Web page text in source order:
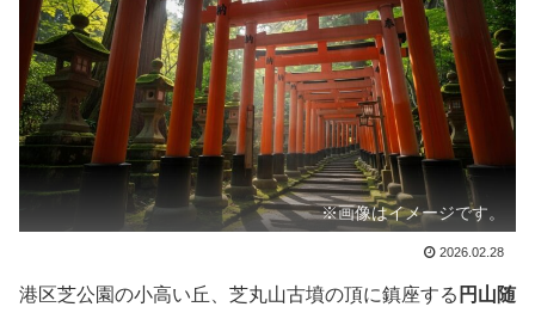
※画像はイメージです。
2026.02.28
港区芝公園の小高い丘、芝丸山古墳の頂に鎮座する 円山随